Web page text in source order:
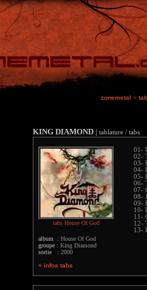
zonemetal >
KING DIAMOND | tablature / tabs
tabs House Of God
album : House Of God
groupe : King Diamond
sortie : 2000
+ infos tabs
01-
02-
03-
04-
05-
06-
07-
08-
09-
10-
11-
12-
13-